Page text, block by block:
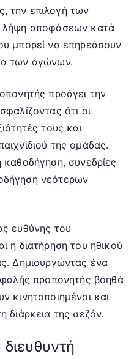
την επιλογή των
λήψη αποφάσεων κατά
μπορεί να επηρεάσουν
των αγώνων.
προάγει την
ότι οι
τους και
της ομάδας.
καθοδήγηση, συνεδρίες
νεότερων
ευθύνης του
η διατήρηση του ηθικού
Δημιουργώντας ένα
προπονητής βοηθά
κινητοποιημένοι και
διάρκεια της σεζόν.